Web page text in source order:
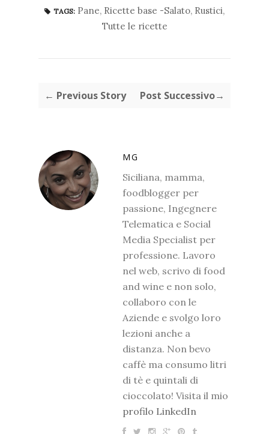
TAGS: Pane, Ricette base -Salato, Rustici,
Tutte le ricette
← Previous Story Post Successivo→
MG
Siciliana, mamma,
foodblogger per
passione, Ingegnere
Telematica e Social
Media Specialist per
professione. Lavoro
nel web, scrivo di food
and wine e non solo,
collaboro con le
Aziende e svolgo loro
lezioni anche a
distanza. Non bevo
caffè ma consumo litri
di tè e quintali di
cioccolato! Visita il mio
profilo LinkedIn